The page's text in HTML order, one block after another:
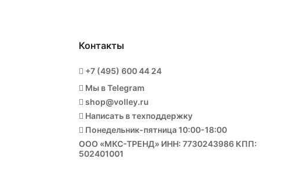
Контакты
+7 (495) 600 44 24
Мы в Telegram
shop@volley.ru
Написать в техподдержку
Понедельник-пятница 10:00-18:00
ООО «МКС-ТРЕНД» ИНН: 7730243986 КПП:
502401001